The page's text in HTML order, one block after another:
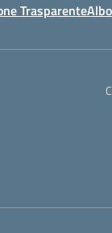
Trasparente